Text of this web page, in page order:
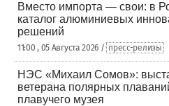
Вместо импорта — свои: в
каталог алюминиевых
решений
11:00 , 05 Августа 2026 / пресс-релизы
НЭС «Михаил Сомов»:
ветерана полярных
плавучего музея